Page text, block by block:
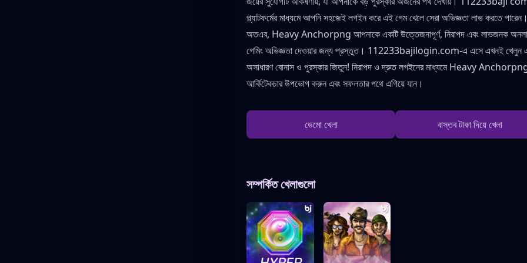
প্ল্যাটফর্মের মাধ্যমে আপনি সহজেই লগইন করে এই গেম খেলে সেরা অভিজ্ঞতা লাভ করতে
অতএব, Heavy Anchorpng আপনাকে একটি উত্তেজনাপূর্ণ, নিরাপদ এবং লাভজনক
গেমিং অভিজ্ঞতা দেওয়ার জন্য প্রস্তুত। 112233bajilogin.com-এ এসে এখনই খেলুন
অসাধারণ বোনাস ও পুরস্কার জিতুন! নিরাপদ ও দ্রুত লগইনের মাধ্যমে Heavy
আর্কিটেকচার উপভোগ করুন এবং সফলতার পথে এগিয়ে যান।
ডেমো খেলা বাস্তব টাকা দিয়ে খেলা
সম্পর্কিত খেলাগুলো